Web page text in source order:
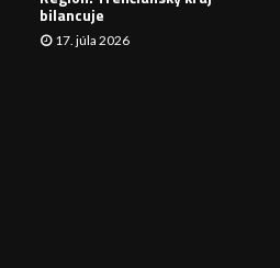
bilancuje
17. júla 2026